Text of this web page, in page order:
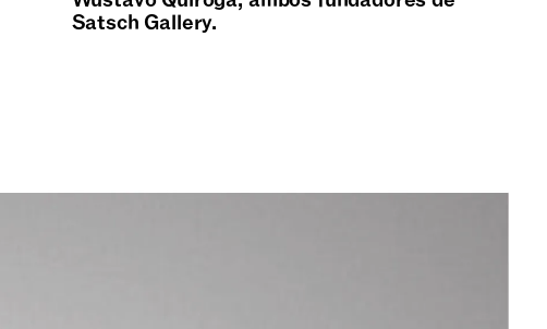
Satsch Gallery.